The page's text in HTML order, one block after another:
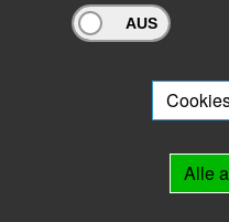
Archivportal Thüringen
Ihnen beratend zur Seite.
Alle